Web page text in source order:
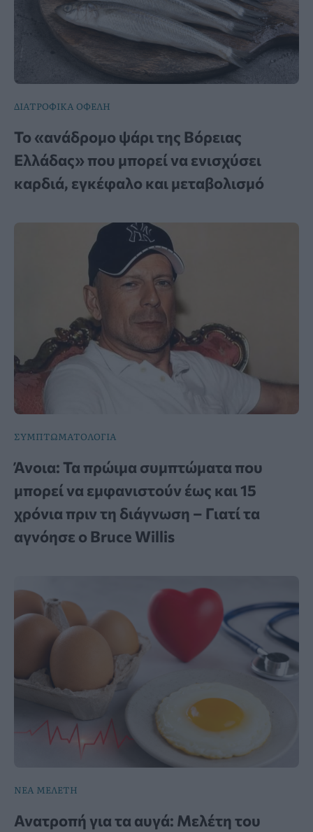
ΔΙΑΤΡΟΦΙΚΑ ΟΦΕΛΗ
Το «ανάδρομο ψάρι της Βόρειας
Ελλάδας» που μπορεί να ενισχύσει
καρδιά, εγκέφαλο και μεταβολισμό
ΣΥΜΠΤΩΜΑΤΟΛΟΓΙΑ
Άνοια: Τα πρώιμα συμπτώματα που
μπορεί να εμφανιστούν έως και 15
χρόνια πριν τη διάγνωση – Γιατί τα
αγνόησε ο Bruce Willis
ΝΕΑ ΜΕΛΕΤΗ
Ανατροπή για τα αυγά: Μελέτη του